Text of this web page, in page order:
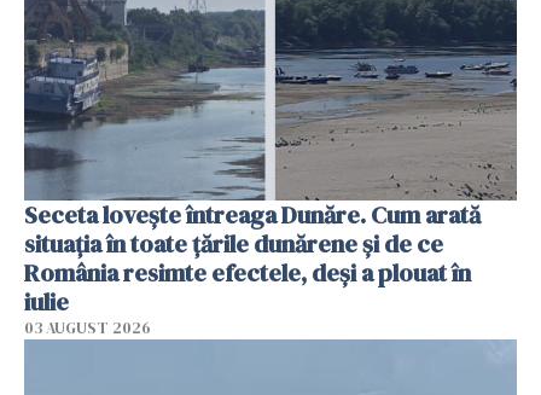
Seceta lovește întreaga Dunăre. Cum arată
situația în toate țările dunărene și de ce
România resimte efectele, deși a plouat în
iulie
03 AUGUST 2026